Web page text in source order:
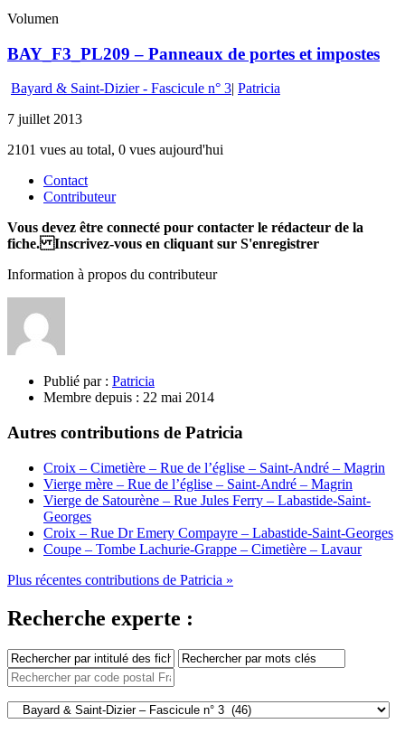
Volumen
BAY_F3_PL209 – Panneaux de portes et impostes
Bayard & Saint-Dizier - Fascicule n° 3| Patricia
7 juillet 2013
2101 vues au total, 0 vues aujourd'hui
Contact
Contributeur
Vous devez être connecté pour contacter le rédacteur de la
fiche. Inscrivez-vous en cliquant sur S'enregistrer
Information à propos du contributeur
Publié par : Patricia
Membre depuis : 22 mai 2014
Autres contributions de Patricia
Croix – Cimetière – Rue de l’église – Saint-André – Magrin
Vierge mère – Rue de l’église – Saint-André – Magrin
Vierge de Satourène – Rue Jules Ferry – Labastide-Saint-
Georges
Croix – Rue Dr Emery Compayre – Labastide-Saint-Georges
Coupe – Tombe Lachurie-Grappe – Cimetière – Lavaur
Plus récentes contributions de Patricia »
Recherche experte :